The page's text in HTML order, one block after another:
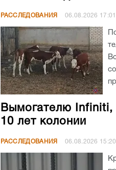
РАССЛЕДОВАНИЯ 06.08.2026 17:01
Вымогателю Infiniti,
10 лет колонии
РАССЛЕДОВАНИЯ 06.08.2026 15:20